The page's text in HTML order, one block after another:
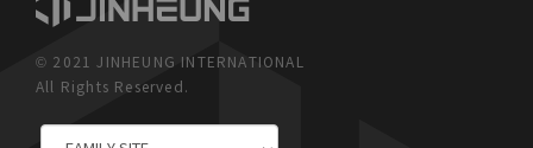
© 2021 JINHEUNG INTERNATIONAL
All Rights Reserved.